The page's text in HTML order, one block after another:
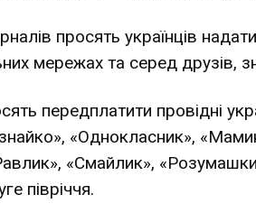
просять українців
мережах та серед друзів,
передплатити провідні
«Однокласник»,
«Смайлик»,
півріччя.